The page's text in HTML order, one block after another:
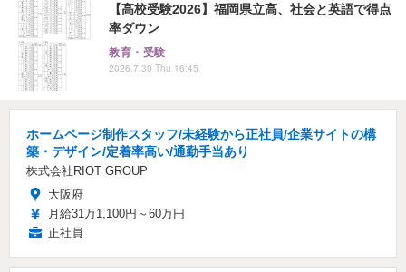
【高校受験2026】福岡県立高、社会と英語で得点
率ダウン
教育・受験
2026.7.30 Thu 16:45
ホームページ制作スタッフ/未経験から正社員/企業サイトの構
築・デザイン/定着率高い/通勤手当あり
株式会社RIOT GROUP
大阪府
月給31万1,100円～60万円
正社員